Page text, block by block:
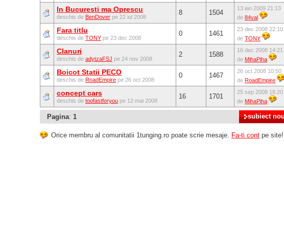
In Bucuresti ma Oprescu
deschis de BenDover pe 22 iul 2008
8 1504
13 ian 2009 21:13
de 84val
Fara titlu
deschis de TONY pe 23 dec 2008
0 1461
23 dec 2008 22:10
de TONY
Clanuri
deschis de adytzaFSJ pe 24 nov 2008
2 1588
16 dec 2008 14:21
de MihaPiha
Boicot Statii PECO
deschis de RoadEmpire pe 26 oct 2008
0 1467
26 oct 2008 10:50
de RoadEmpire
concept cars
deschis de toofastforyou pe 12 mai 2008
16 1701
25 sep 2008 18:20
de MihaPiha
Pagina: 1
Orice membru al comunitatii 1tunging.ro poate scrie mesaje. Fa-ti cont pe site!